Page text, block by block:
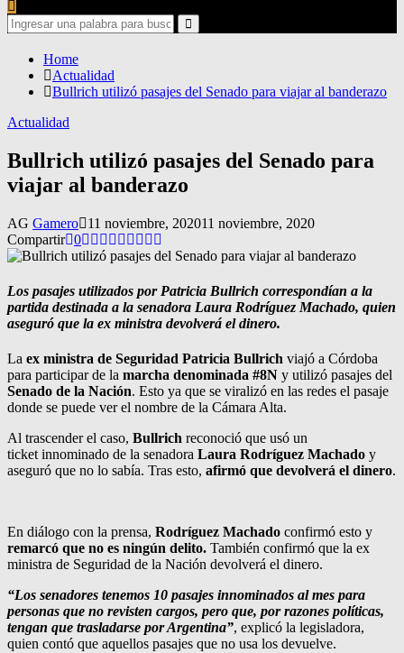
Search
for:
Search
Home
Actualidad
Bullrich utilizó pasajes del Senado para viajar al banderazo
Actualidad
Bullrich utilizó pasajes del Senado para
viajar al banderazo
AG Gamero 11 noviembre, 202011 noviembre, 2020
Compartir 0
Los pasajes utilizados por Patricia Bullrich correspondían a la
partida destinada a la senadora Laura Rodríguez Machado, quien
aseguró que la ex ministra devolverá el dinero.
La ex ministra de Seguridad Patricia Bullrich viajó a Córdoba
para participar de la marcha denominada #8N y utilizó pasajes del
Senado de la Nación. Esto ya que se viralizó en las redes el pasaje
donde se puede ver el nombre de la Cámara Alta.
Al trascender el caso, Bullrich reconoció que usó un
ticket innominado de la senadora Laura Rodríguez Machado y
aseguró que no lo sabía. Tras esto, afirmó que devolverá el dinero.
En diálogo con la prensa, Rodríguez Machado confirmó esto y
remarcó que no es ningún delito. También confirmó que la ex
ministra de Seguridad de la Nación devolverá el dinero.
“Los senadores tenemos 10 pasajes innominados al mes para
personas que no revisten cargos, pero que, por razones políticas,
tengan que trasladarse por Argentina”, explicó la legisladora,
quien contó que aquellos pasajes que no usa los devuelve.